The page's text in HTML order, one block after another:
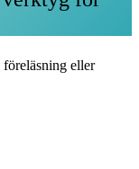
eller